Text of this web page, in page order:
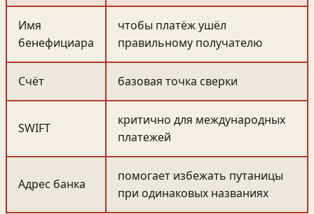
Имя
бенефициара
чтобы платёж ушёл
правильному получателю
Счёт базовая точка сверки
SWIFT
критично для международных
платежей
Адрес банка
помогает избежать путаницы
при одинаковых названиях